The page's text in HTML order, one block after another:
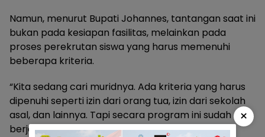
Namun, menurut Bupati Johannes, tantangan saat ini
bukan pada kesiapan fasilitas, melainkan pada
proses perekrutan siswa yang harus memenuhi
beberapa kriteria.
“Kita sedang cari muridnya. Ada kriteria yang harus
dipenuhi seperti izin dari orang tua, izin dari sekolah
asal, dan lainnya. Tapi secara program ini sudah
berjalan,” jelasnya.
×